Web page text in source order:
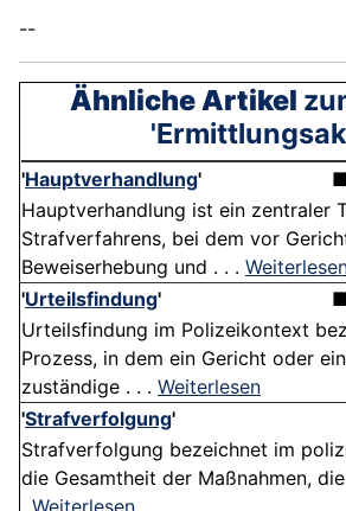
--
Ähnliche Artikel
'Hauptverhandlung'
Hauptverhandlung ist ein zentraler
Strafverfahrens, bei dem vor
Beweiserhebung und . . .
'Urteilsfindung'
Urteilsfindung im Polizeikontext
Prozess, in dem ein Gericht oder
zuständige . . . Weiterlesen
'Strafverfolgung'
Strafverfolgung bezeichnet im
die Gesamtheit der Maßnahmen,